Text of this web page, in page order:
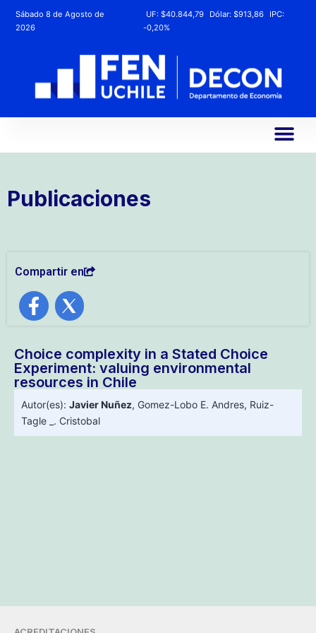
Sábado 8 de Agosto de
2026
UF:$40.844,79 Dólar:$913,86
IPC:
-0,20%
Publicaciones
Compartir en
Choice complexity in a Stated Choice
Experiment: valuing environmental
resources in Chile
Autor(es): Javier Nuñez, Gomez-Lobo E. Andres, Ruiz-
Tagle _. Cristobal